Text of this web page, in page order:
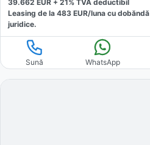
39.662 EUR + 21 % TVA deductibil
Leasing de la 483 EUR/luna cu dobăndă
juridice.
Sună WhatsApp